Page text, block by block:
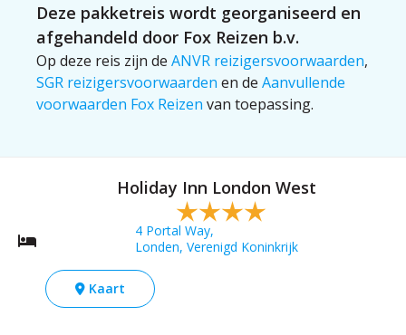
Deze pakketreis wordt georganiseerd en
afgehandeld door Fox Reizen b.v.
Op deze reis zijn de ANVR reizigersvoorwaarden,
SGR reizigersvoorwaarden en de Aanvullende
voorwaarden Fox Reizen van toepassing.
Holiday Inn London West
4 Portal Way,
Londen, Verenigd Koninkrijk
Kaart